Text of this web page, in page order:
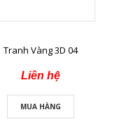
Tranh Vàng 3D 04
Liên hệ
MUA HÀNG